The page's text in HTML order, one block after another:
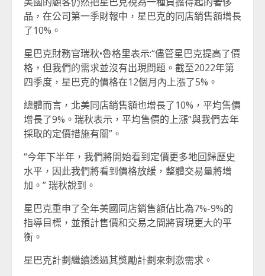
品，在公司第一季財報中，星巴克的同店銷售額增長
了10%。
星巴克財務官瑞秋•魯格里表示:“儘管星巴克提高了價
格，但我們的需求並沒有出現問題。截至2022年第
四季度，星巴克的價格在12個月內上漲了5%。
總體而言，北美同店銷售額也增長了10%，平均售價
增長了9%。瑞秋表示，平均售價的上漲“與我們去年
採取的定價措施有關”。
“今年下半年，我們將開始看到定價更多地回歸歷史
水平，因此我們將看到價格放緩，整體交易量將增
加。” 瑞秋說到。
星巴克重申了全年美國同店銷售額佔比為7%-9%的
指導目標，並預計售價和交易之間將實現更大的平
衡。
星巴克計劃繼續透過其獎勵計劃來刺激需求。